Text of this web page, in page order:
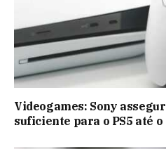
Videogames: Sony
suficiente para o PS5 até o